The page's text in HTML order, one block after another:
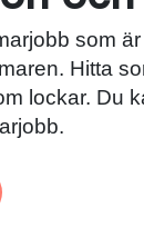
som
Hitta
lockar. Du